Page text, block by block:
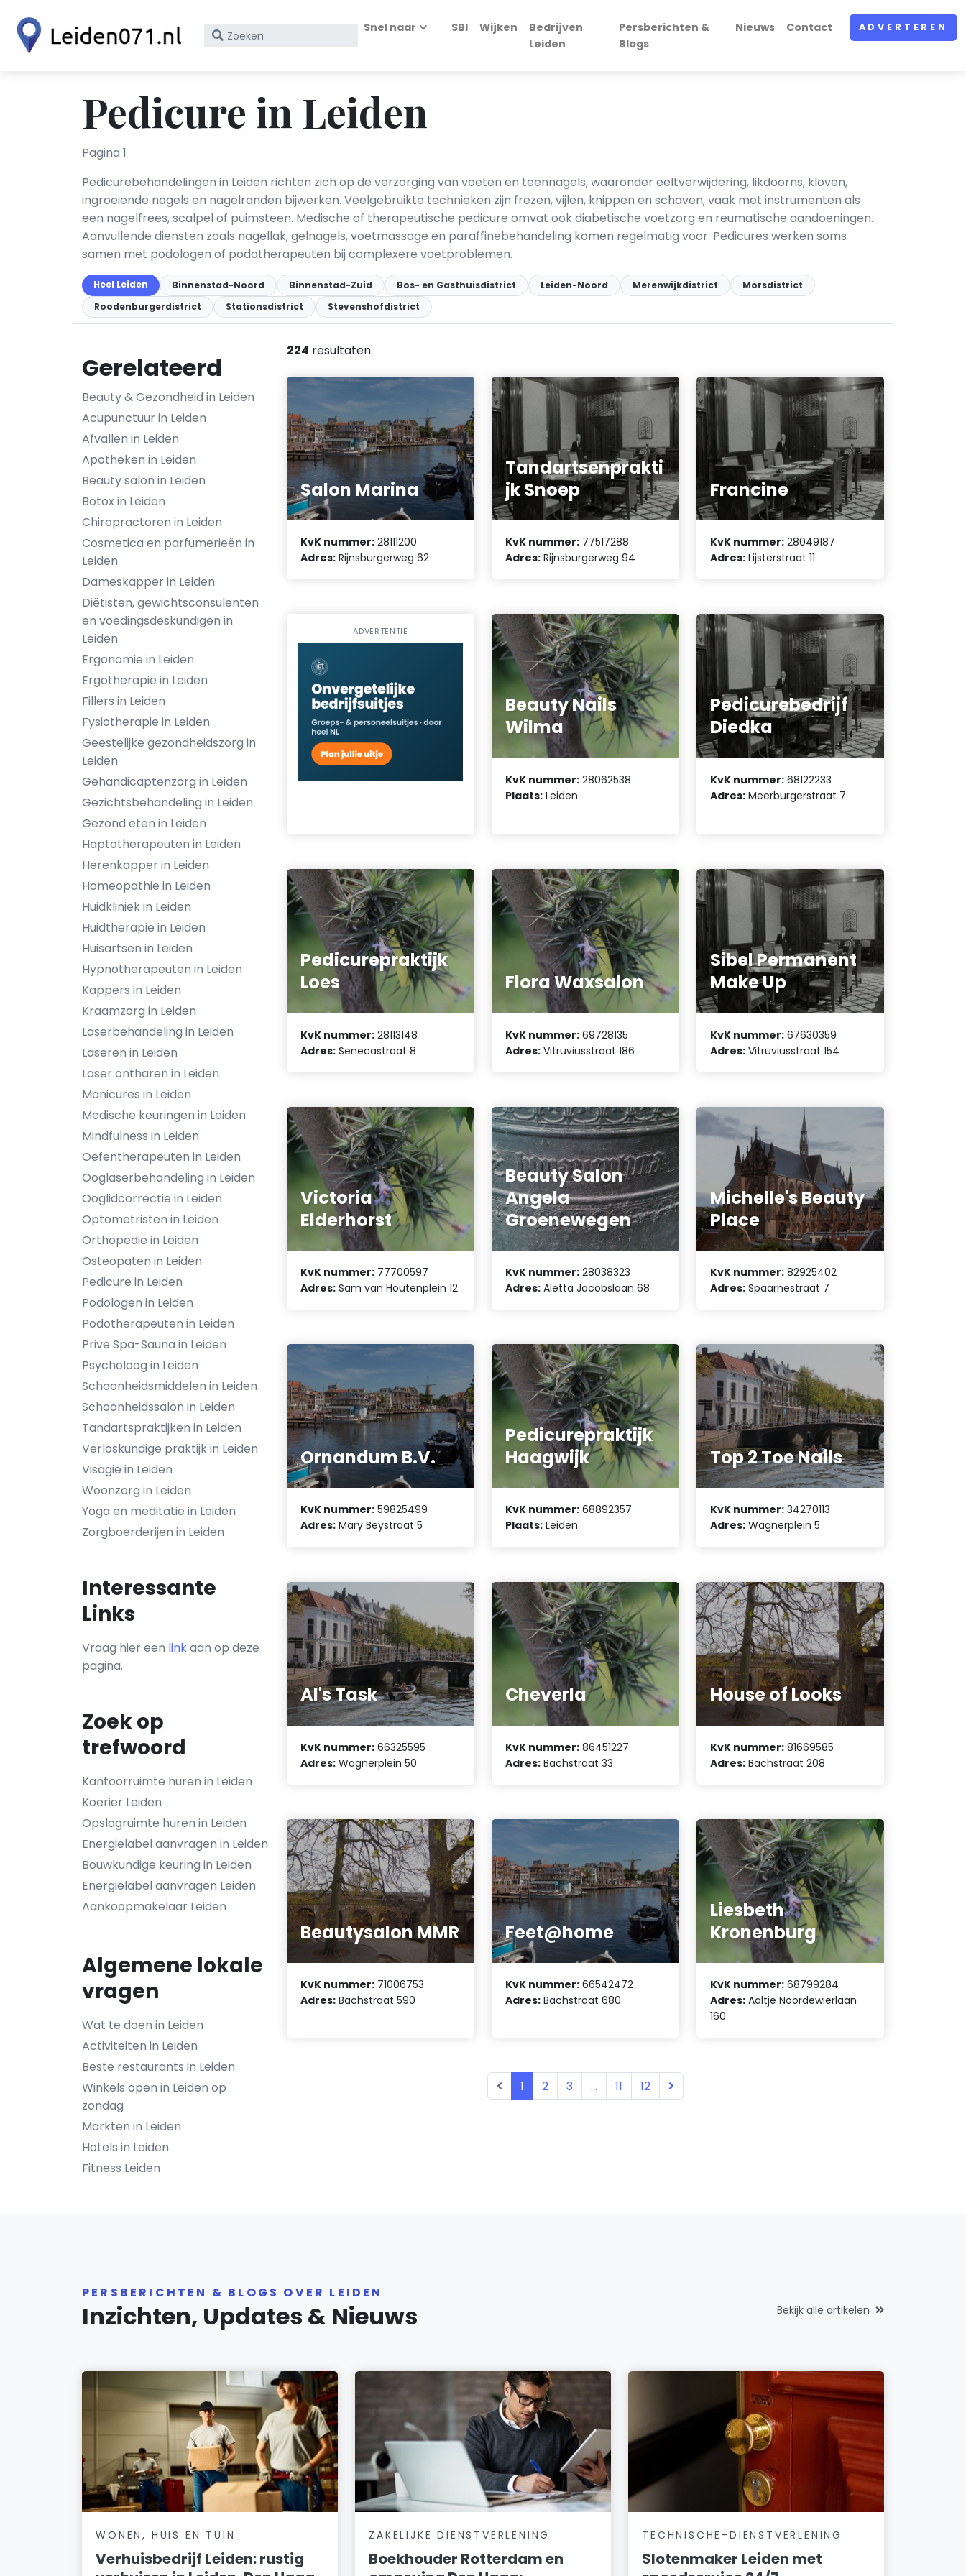
Zoek
KvK
nummer
Snel naar SBI Wijken
Bedrijven
Leiden
Persberichten &
Blogs
Nieuws Contact ADVERTEREN
Pedicure in Leiden
Pagina 1
Pedicurebehandelingen in Leiden richten zich op de verzorging van voeten en teennagels, waaronder eeltverwijdering, likdoorns, kloven,
ingroeiende nagels en nagelranden bijwerken. Veelgebruikte technieken zijn frezen, vijlen, knippen en schaven, vaak met instrumenten als
een nagelfrees, scalpel of puimsteen. Medische of therapeutische pedicure omvat ook diabetische voetzorg en reumatische aandoeningen.
Aanvullende diensten zoals nagellak, gelnagels, voetmassage en paraffinebehandeling komen regelmatig voor. Pedicures werken soms
samen met podologen of podotherapeuten bij complexere voetproblemen.
Heel Leiden Binnenstad-Noord Binnenstad-Zuid Bos- en Gasthuisdistrict Leiden-Noord Merenwijkdistrict
Morsdistrict
Roodenburgerdistrict
Stationsdistrict Stevenshofdistrict
Gerelateerd
Beauty & Gezondheid in Leiden
Acupunctuur in Leiden
Afvallen in Leiden
Apotheken in Leiden
Beauty salon in Leiden
Botox in Leiden
Chiropractoren in Leiden
Cosmetica en parfumerieën in
Leiden
Dameskapper in Leiden
Diëtisten, gewichtsconsulenten
en voedingsdeskundigen in
Leiden
Ergonomie in Leiden
Ergotherapie in Leiden
Fillers in Leiden
Fysiotherapie in Leiden
Geestelijke gezondheidszorg in
Leiden
Gehandicaptenzorg in Leiden
Gezichtsbehandeling in Leiden
Gezond eten in Leiden
Haptotherapeuten in Leiden
Herenkapper in Leiden
Homeopathie in Leiden
Huidkliniek in Leiden
Huidtherapie in Leiden
Huisartsen in Leiden
Hypnotherapeuten in Leiden
Kappers in Leiden
Kraamzorg in Leiden
Laserbehandeling in Leiden
Laseren in Leiden
Laser ontharen in Leiden
Manicures in Leiden
Medische keuringen in Leiden
Mindfulness in Leiden
Oefentherapeuten in Leiden
Ooglaserbehandeling in Leiden
Ooglidcorrectie in Leiden
Optometristen in Leiden
Orthopedie in Leiden
Osteopaten in Leiden
Pedicure in Leiden
Podologen in Leiden
Podotherapeuten in Leiden
Prive Spa-Sauna in Leiden
Psycholoog in Leiden
Schoonheidsmiddelen in Leiden
Schoonheidssalon in Leiden
Tandartspraktijken in Leiden
Verloskundige praktijk in Leiden
Visagie in Leiden
Woonzorg in Leiden
Yoga en meditatie in Leiden
Zorgboerderijen in Leiden
Interessante
Links
Vraag hier een linkaan op deze
pagina.
Zoek op
trefwoord
Kantoorruimte huren in Leiden
Koerier Leiden
Opslagruimte huren in Leiden
Energielabel aanvragen in Leiden
Bouwkundige keuring in Leiden
Energielabel aanvragen Leiden
Aankoopmakelaar Leiden
Algemene lokale
vragen
Wat te doen in Leiden
Activiteiten in Leiden
Beste restaurants in Leiden
Winkels open in Leiden op
zondag
Markten in Leiden
Hotels in Leiden
Fitness Leiden
224 resultaten
Salon Marina
KvK nummer: 28111200
Adres: Rijnsburgerweg 62
Tandartsenprakti
jk Snoep
KvK nummer: 77517288
Adres: Rijnsburgerweg 94
Francine
KvK nummer: 28049187
Adres: Lijsterstraat 11
ADVERTENTIE
Beauty Nails
Wilma
KvK nummer: 28062538
Plaats: Leiden
Pedicurebedrijf
Diedka
KvK nummer: 68122233
Adres: Meerburgerstraat 7
Pedicurepraktijk
Loes
KvK nummer: 28113148
Adres: Senecastraat 8
Flora Waxsalon
KvK nummer: 69728135
Adres: Vitruviusstraat 186
Sibel Permanent
Make Up
KvK nummer: 67630359
Adres: Vitruviusstraat 154
Victoria
Elderhorst
KvK nummer: 77700597
Adres: Sam van Houtenplein 12
Beauty Salon
Angela
Groenewegen
KvK nummer: 28038323
Adres: Aletta Jacobslaan 68
Michelle's Beauty
Place
KvK nummer: 82925402
Adres: Spaarnestraat 7
Ornandum B.V.
KvK nummer: 59825499
Adres: Mary Beystraat 5
Pedicurepraktijk
Haagwijk
KvK nummer: 68892357
Plaats: Leiden
Top 2 Toe Nails
KvK nummer: 34270113
Adres: Wagnerplein 5
Al's Task
KvK nummer: 66325595
Adres: Wagnerplein 50
Cheverla
KvK nummer: 86451227
Adres: Bachstraat 33
House of Looks
KvK nummer: 81669585
Adres: Bachstraat 208
Beautysalon MMR
KvK nummer: 71006753
Adres: Bachstraat 590
Feet@home
KvK nummer: 66542472
Adres: Bachstraat 680
Liesbeth
Kronenburg
KvK nummer: 68799284
Adres: Aaltje Noordewierlaan
160
1 2 3 ... 11 12
PERSBERICHTEN & BLOGS OVER LEIDEN
Inzichten, Updates & Nieuws Bekijk alle artikelen
WONEN, HUIS EN TUIN
Verhuisbedrijf Leiden: rustig
ZAKELIJKE DIENSTVERLENING
Boekhouder Rotterdam en
TECHNISCHE-DIENSTVERLENING
Slotenmaker Leiden met